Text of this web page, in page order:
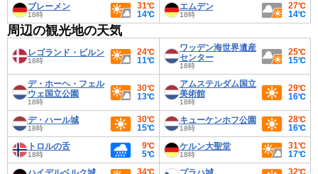
ブレーメン
18時
31℃
14℃
エムデン
18時
27℃
14℃
周辺の観光地の天気
レゴランド・ビルン
18時
24℃
11℃
ワッデン海世界遺産
センター
18時
25℃
15℃
デ・ホーヘ・フェル
ウェ国立公園
18時
30℃
13℃
アムステルダム国立
美術館
18時
29℃
16℃
デ・ハール城
18時
30℃
15℃
キューケンホフ公園
18時
28℃
16℃
トロルの舌
18時
9℃
5℃
ケルン大聖堂
18時
31℃
17℃
34℃
32℃